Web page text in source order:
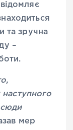
та зручна
–
мер